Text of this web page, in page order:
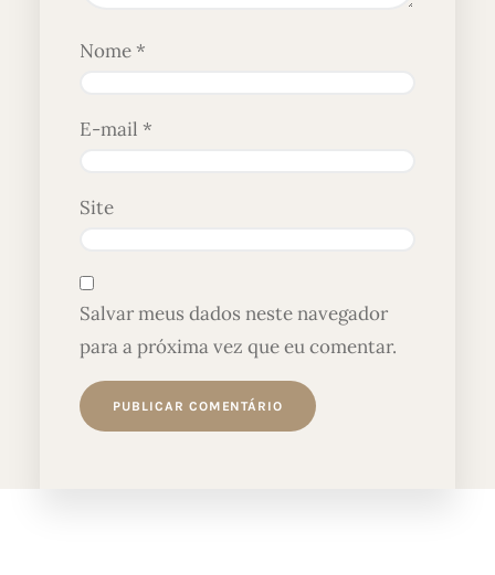
Nome*
E-mail *
Site
Salvar meus dados neste navegador
para a próxima vez que eu comentar.